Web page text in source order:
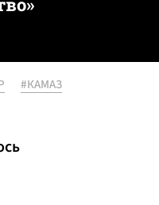
#КАМАЗ